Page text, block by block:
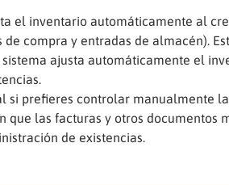
el inventario automáticamente al
compra y entradas de almacén).
ajusta automáticamente el
si prefieres controlar manualmente
que las facturas y otros documentos
de existencias.